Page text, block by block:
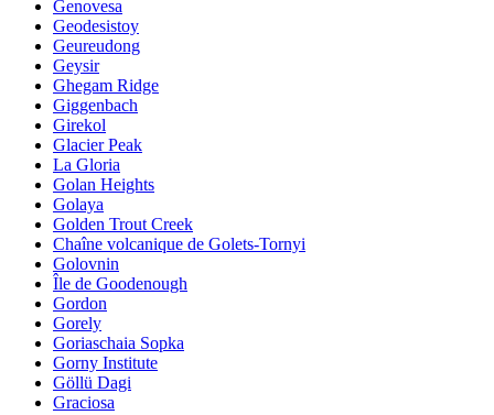
Genovesa
Geodesistoy
Geureudong
Geysir
Ghegam Ridge
Giggenbach
Girekol
Glacier Peak
La Gloria
Golan Heights
Golaya
Golden Trout Creek
Chaîne volcanique de Golets-Tornyi
Golovnin
Île de Goodenough
Gordon
Gorely
Goriaschaia Sopka
Gorny Institute
Göllü Dagi
Graciosa